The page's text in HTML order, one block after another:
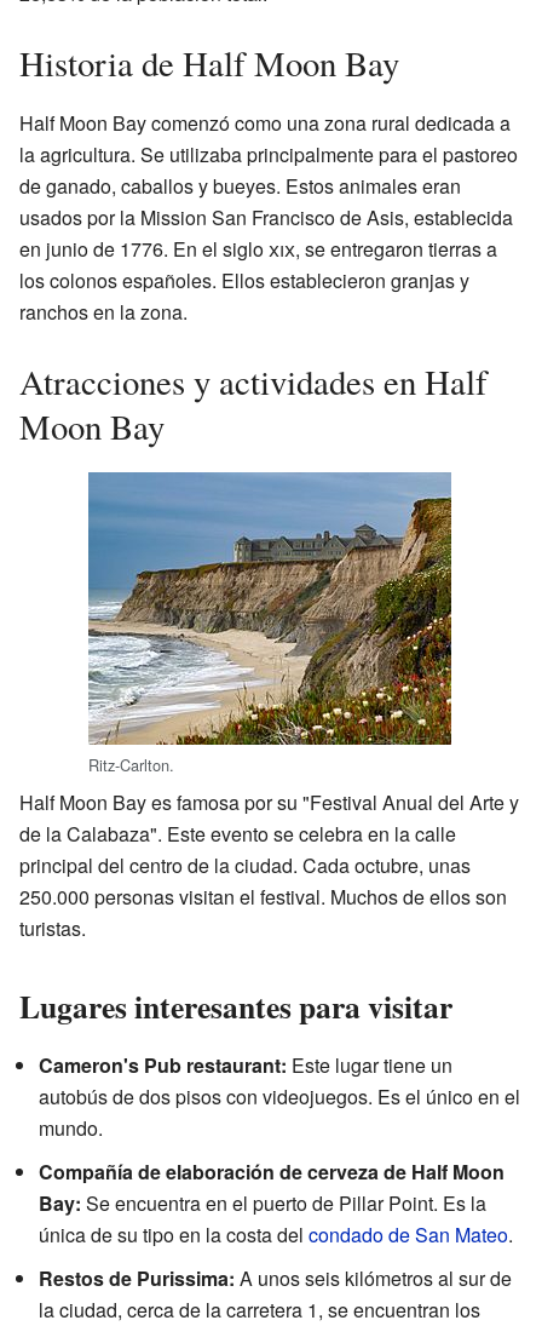
Historia de Half Moon Bay
Half Moon Bay comenzó como una zona rural dedicada a
la agricultura. Se utilizaba principalmente para el pastoreo
de ganado, caballos y bueyes. Estos animales eran
usados por la Mission San Francisco de Asis, establecida
en junio de 1776. En el sigloxix, se entregaron tierras a
los colonos españoles. Ellos establecieron granjas y
ranchos en la zona.
Atracciones y actividades en Half
Moon Bay
Ritz-Carlton.
Half Moon Bay es famosa por su "Festival Anual del Arte y
de la Calabaza". Este evento se celebra en la calle
principal del centro de la ciudad. Cada octubre, unas
250.000 personas visitan el festival. Muchos de ellos son
turistas.
Lugares interesantes para visitar
Cameron's Pub restaurant: Este lugar tiene un
autobús de dos pisos con videojuegos. Es el único en el
mundo.
Compañía de elaboración de cerveza de Half Moon
Bay: Se encuentra en el puerto de Pillar Point. Es la
única de su tipo en la costa del condado de San Mateo.
Restos de Purissima: A unos seis kilómetros al sur de
la ciudad, cerca de la carretera 1, se encuentran los